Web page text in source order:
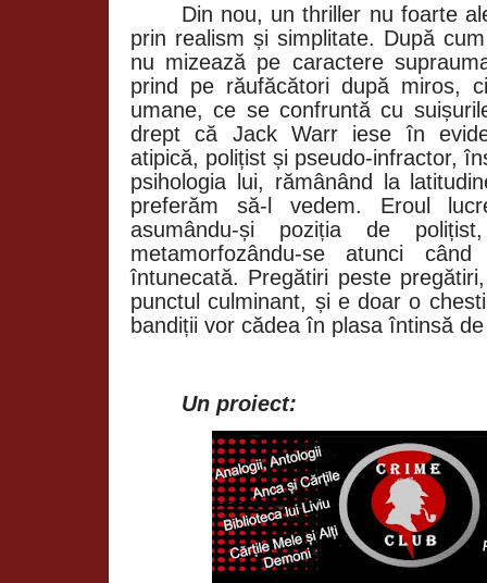
Din nou, un thriller nu foarte
prin realism și simplitate. După
nu mizează pe caractere
prind pe răufăcători după miros,
umane, ce se confruntă cu
drept că Jack Warr iese în
atipică, polițist și pseudo-infractor,
psihologia lui, rămânând la
preferăm să-l vedem. Eroul
asumându-și poziția de
metamorfozându-se atunci
întunecată. Pregătiri peste
punctul culminant, și e doar o
bandiții vor cădea în plasa întinsă
Un proiect: